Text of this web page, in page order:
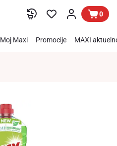
0
Moj Maxi Promocije MAXI